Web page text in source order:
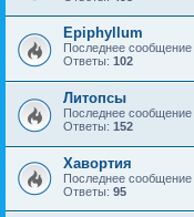
Epiphyllum
Последнее сообщение
Ответы: 102
Литопсы
Последнее сообщение
Ответы: 152
Хавортия
Последнее сообщение
Ответы: 95